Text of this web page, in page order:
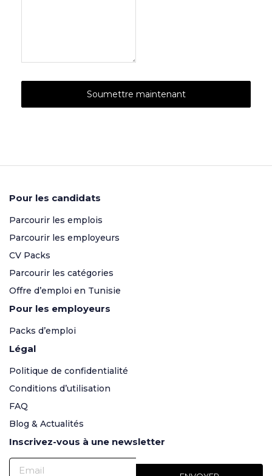
Pour les candidats
Parcourir les emplois
Parcourir les employeurs
CV Packs
Parcourir les catégories
Offre d’emploi en Tunisie
Pour les employeurs
Packs d’emploi
Légal
Politique de confidentialité
Conditions d’utilisation
FAQ
Blog & Actualités
Inscrivez-vous à une newsletter